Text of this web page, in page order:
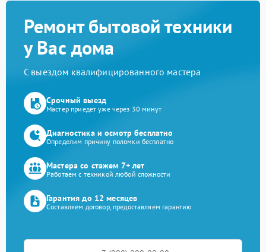
Ремонт бытовой техники
у Вас дома
С выездом квалифицированного мастера
Срочный выезд
Мастер приедет уже через 30 минут
Диагностика и осмотр бесплатно
Определим причину поломки бесплатно
Мастера со стажем 7+ лет
Работаем с техникой любой сложности
Гарантия до 12 месяцев
Составляем договор, предоставляем гарантию